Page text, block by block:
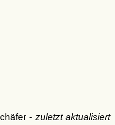
- zuletzt aktualisiert